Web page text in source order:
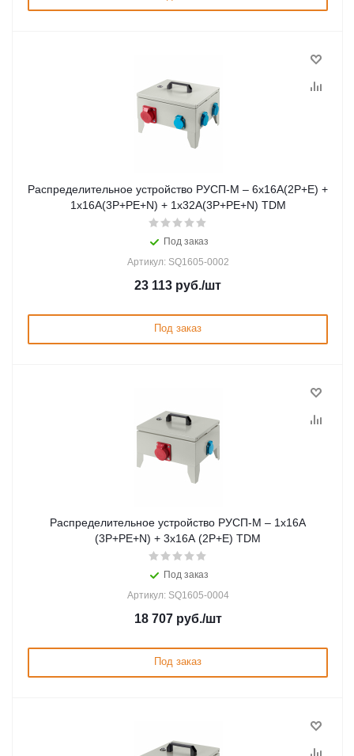
Распределительное устройство РУСП-М – 6х16A(2P+E) +
1х16A(3P+PE+N) + 1х32А(3P+PE+N) TDM
Под заказ
Артикул: SQ1605-0002
23 113 руб./шт
Под заказ
Распределительное устройство РУСП-М – 1х16А
(3P+PE+N) + 3x16A (2P+E) TDM
Под заказ
Артикул: SQ1605-0004
18 707руб./шт
Под заказ